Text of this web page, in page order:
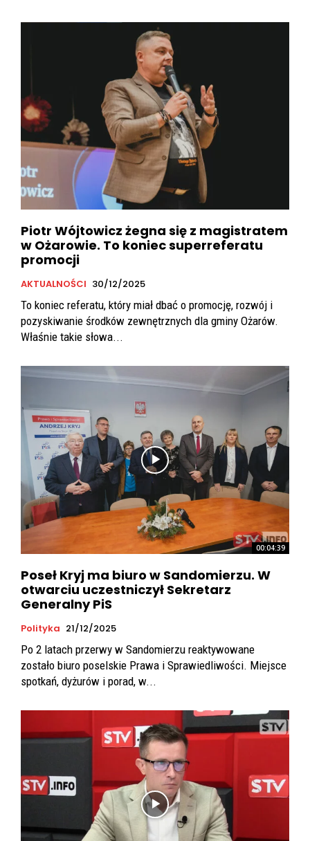
Piotr Wójtowicz żegna się z magistratem
w Ożarowie. To koniec superreferatu
promocji
AKTUALNOŚCI 30/12/2025
To koniec referatu, który miał dbać o promocję, rozwój i
pozyskiwanie środków zewnętrznych dla gminy Ożarów.
Właśnie takie słowa...
00:04:39
Poseł Kryj ma biuro w Sandomierzu. W
otwarciu uczestniczył Sekretarz
Generalny PiS
Polityka 21/12/2025
Po 2 latach przerwy w Sandomierzu reaktywowane
zostało biuro poselskie Prawa i Sprawiedliwości. Miejsce
spotkań, dyżurów i porad, w...